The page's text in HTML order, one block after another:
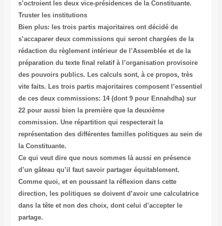
s’octroient les deux vice-présidences de la Constituante.
Truster les institutions
Bien plus: les trois partis majoritaires ont décidé de
s’accaparer deux commissions qui seront chargées de la
rédaction du règlement intérieur de l’Assemblée et de la
préparation du texte final relatif à l’organisation provisoire
des pouvoirs publics. Les calculs sont, à ce propos, très
vite faits. Les trois partis majoritaires composent l’essentiel
de ces deux commissions: 14 (dont 9 pour Ennahdha) sur
22 pour aussi bien la première que la deuxième
commission. Une répartition qui respecterait la
représentation des différentes familles politiques au sein de
la Constituante.
Ce qui veut dire que nous sommes là aussi en présence
d’un gâteau qu’il faut savoir partager équitablement.
Comme quoi, et en poussant la réflexion dans cette
direction, les politiques se doivent d’avoir une calculatrice
dans la tête et non des choix, dont celui d’accepter le
partage.